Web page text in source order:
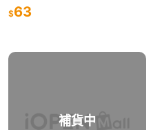
掃 桌面鍵盤軟毛刷
$63
補貨中